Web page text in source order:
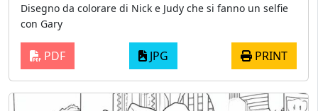
Disegno da colorare di Nick e Judy che si fanno un selfie
con Gary
PDF JPG PRINT